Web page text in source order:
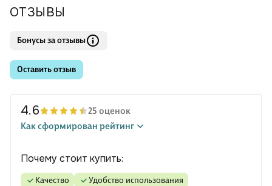
ОТЗЫВЫ
Бонусы за отзывы
Оставить отзыв
4.6
25 оценок
Как сформирован рейтинг
Почему стоит купить:
качество
удобство использования